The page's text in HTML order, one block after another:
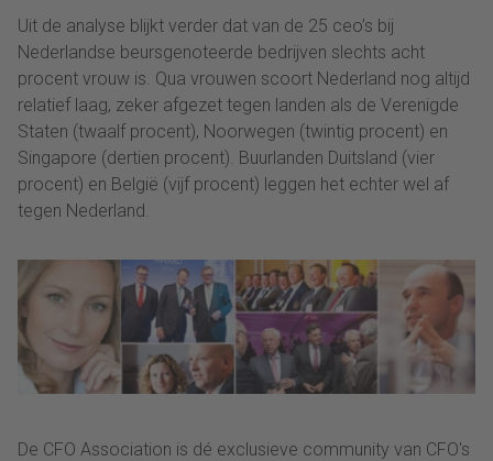
Uit de analyse blijkt verder dat van de 25 ceo’s bij
Nederlandse beursgenoteerde bedrijven slechts acht
procent vrouw is. Qua vrouwen scoort Nederland nog altijd
relatief laag, zeker afgezet tegen landen als de Verenigde
Staten (twaalf procent), Noorwegen (twintig procent) en
Singapore (dertien procent). Buurlanden Duitsland (vier
procent) en België (vijf procent) leggen het echter wel af
tegen Nederland.
De CFO Association is dé exclusieve community van CFO's